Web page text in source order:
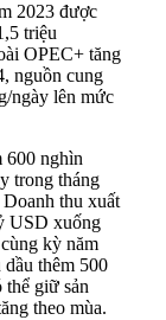
2023 được
triệu
OPEC+ tăng
nguồn cung
ngày lên mức
600 nghìn
trong tháng
thu xuất
USD xuống
kỳ năm
thêm 500
thể giữ sản
theo mùa.